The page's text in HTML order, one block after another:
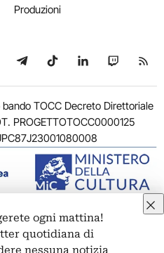
Produzioni
YouTube
su WhatsApp
Seguici su Telegram
Seguici su TikTok
Seguici su
Seguici
TOCC Decreto Direttoriale
PROGETTOTOCC0000125
Vittorio Emanuele II, 287 –
ogni mattina!
quotidiana di
nessuna notizia